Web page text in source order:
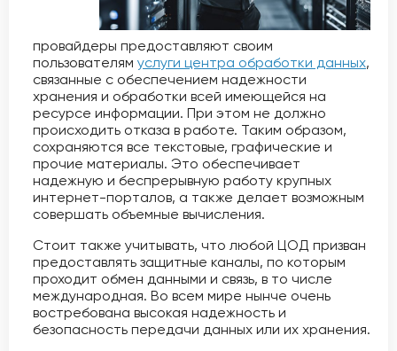
провайдеры предоставляют своим
пользователям услуги центра обработки данных,
связанные с обеспечением надежности
хранения и обработки всей имеющейся на
ресурсе информации. При этом не должно
происходить отказа в работе. Таким образом,
сохраняются все текстовые, графические и
прочие материалы. Это обеспечивает
надежную и беспрерывную работу крупных
интернет-порталов, а также делает возможным
совершать объемные вычисления.
Стоит также учитывать, что любой ЦОД призван
предоставлять защитные каналы, по которым
проходит обмен данными и связь, в то числе
международная. Во всем мире нынче очень
востребована высокая надежность и
безопасность передачи данных или их хранения.